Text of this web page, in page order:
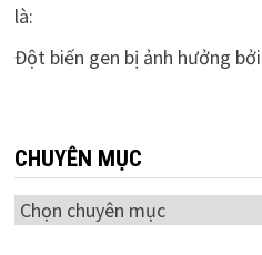
là:
Đột biến gen bị ảnh hưởng
CHUYÊN MỤC
Chuyên